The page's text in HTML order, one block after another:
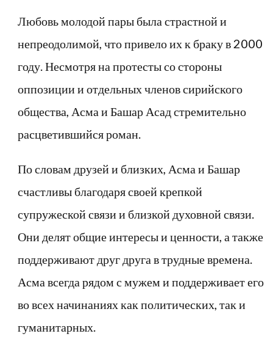
Любовь молодой пары была страстной и
непреодолимой, что привело их к браку в 2000
году. Несмотря на протесты со стороны
оппозиции и отдельных членов сирийского
общества, Асма и Башар Асад стремительно
расцветившийся роман.
По словам друзей и близких, Асма и Башар
счастливы благодаря своей крепкой
супружеской связи и близкой духовной связи.
Они делят общие интересы и ценности, а также
поддерживают друг друга в трудные времена.
Асма всегда рядом с мужем и поддерживает его
во всех начинаниях как политических, так и
гуманитарных.